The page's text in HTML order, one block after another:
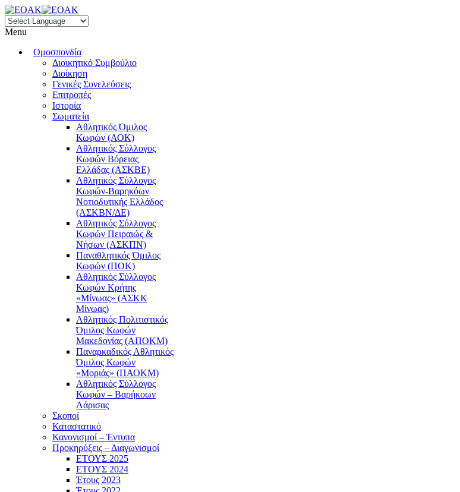
Menu
Ομοσπονδία
Διοικητικό Συμβούλιο
Διοίκηση
Γενικές Συνελεύσεις
Επιτροπές
Ιστορία
Σωματεία
Αθλητικός Όμιλος
Κωφών (ΑΟΚ)
Αθλητικός Σύλλογος
Κωφών Βόρειας
Ελλάδας (ΑΣΚΒΕ)
Αθλητικός Σύλλογος
Κωφών-Βαρηκόων
Νοτιοδυτικής Ελλάδος
(ΑΣΚΒΝ/ΔΕ)
Αθλητικός Σύλλογος
Κωφών Πειραιώς &
Νήσων (ΑΣΚΠΝ)
Παναθλητικός Όμιλος
Κωφών (ΠΟΚ)
Αθλητικός Σύλλογος
Κωφών Κρήτης
«Μίνωας» (ΑΣΚΚ
Μίνωας)
Αθλητικός Πολιτιστικός
Όμιλος Κωφών
Μακεδονίας (ΑΠΟΚΜ)
Παναρκαδικός Αθλητικός
Όμιλος Κωφών
«Μοριάς» (ΠΑΟΚΜ)
Αθλητικός Σύλλογος
Κωφών – Βαρήκοων
Λάρισας
Σκοποί
Καταστατικό
Κανονισμοί – Έντυπα
Προκηρύξεις – Διαγωνισμοί
ΕΤΟΥΣ 2025
ΕΤΟΥΣ 2024
Έτους 2023